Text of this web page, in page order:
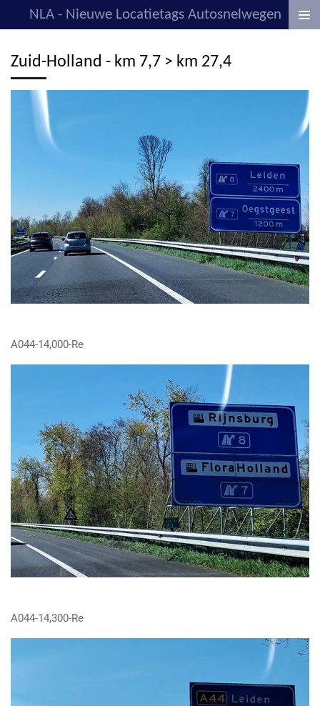
direct
de
NLA - Nieuwe Locatietags Autosnelwegen
Zuid-Holland - km 7,7 > km 27,4
A044-14,000-Re
A044-14,300-Re